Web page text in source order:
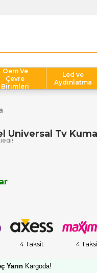
Oem Ve
Çevre
Birimleri
Led ve
Aydınlatma
Universal Tv
4 Taksit 4
Yarın Kargoda!